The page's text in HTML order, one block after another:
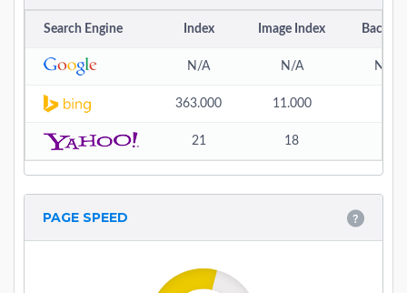
Search Engine Index Image Index
N/A N/A N/A
363.000 11.000
21 18
PAGE SPEED